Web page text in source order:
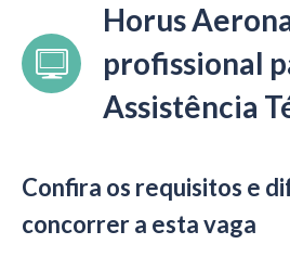
Horus
profissional
Assistência
Confira os requisitos e
concorrer a esta vaga